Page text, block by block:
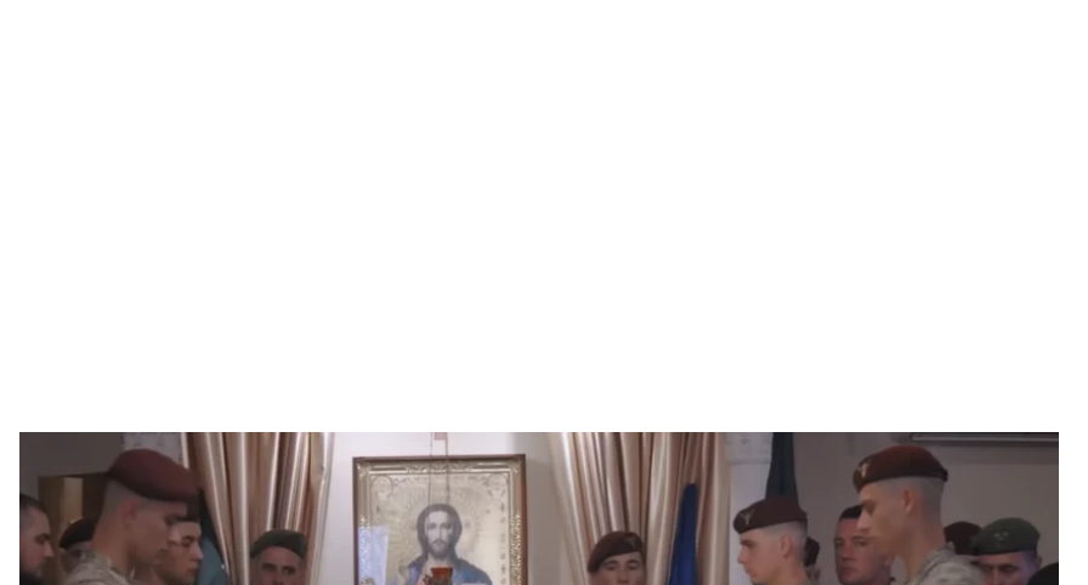
У Миколаєві попрощалися з командиром 154 ОМБр Кононніковим
154 ОМБр / Скриншот
У Миколаєві відбулася урочиста церемонія прощання з командиром 154 окремої механізованої
бригади полковником Володимиром Кононніковим.
Про це повідомилив 154 ОМБр.